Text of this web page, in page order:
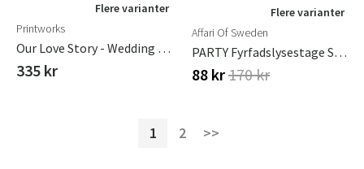
Flere varianter
Printworks
Our Love Story - Wedding Journal
335 kr
Flere varianter
Affari Of Sweden
PARTY Fyrfadslysestage S Grøn Ø9xH9cm
88 kr170 kr
1 2 >>